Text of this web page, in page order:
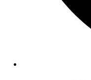
Medical Office
Long & Short-